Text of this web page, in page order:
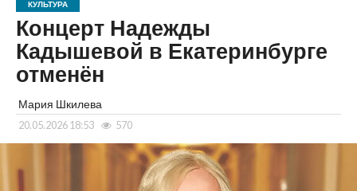
КУЛЬТУРА
Концерт Надежды
Кадышевой в Екатеринбурге
отменён
Мария Шкилева
20.05.2026 18:53 570